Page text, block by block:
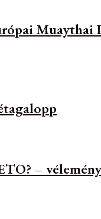
Muaythai
– vélemény